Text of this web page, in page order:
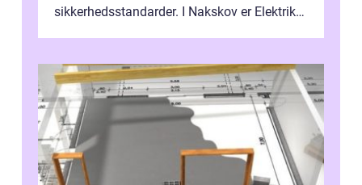
sikkerhedsstandarder. I Nakskov er Elektriker